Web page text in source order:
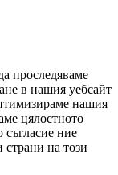
проследяваме
в нашия уебсайт
нашия
цялостното
съгласие ние
страни на този